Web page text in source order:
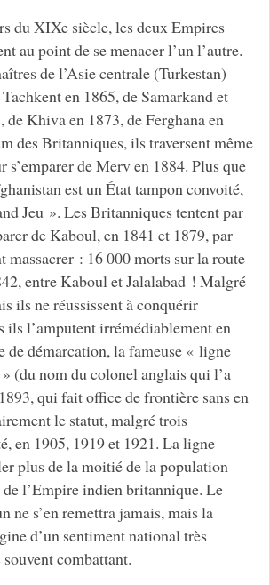
du XIXe siècle, les deux Empires
au point de se menacer l’un l’autre.
de l’Asie centrale (Turkestan)
en 1865, de Samarkand et
de Khiva en 1873, de Ferghana en
des Britanniques, ils traversent même
s’emparer de Merv en 1884. Plus que
est un État tampon convoité,
Jeu ». Les Britanniques tentent par
de Kaboul, en 1841 et 1879, par
massacrer : 16 000 morts sur la route
entre Kaboul et Jalalabad ! Malgré
ils ne réussissent à conquérir
ils l’amputent irrémédiablement en
de démarcation, la fameuse « ligne
(du nom du colonel anglais qui l’a
qui fait office de frontière sans en
le statut, malgré trois
en 1905, 1919 et 1921. La ligne
plus de la moitié de la population
l’Empire indien britannique. Le
ne s’en remettra jamais, mais la
d’un sentiment national très
combattant.